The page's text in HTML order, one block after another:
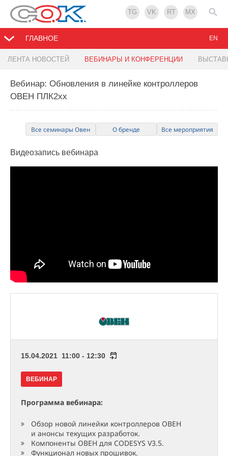
TG VK RT MX
ГЛАВНОЕ
ЛЕНТА НОВОСТЕЙ ВЕБИНАРЫ И КОНФЕРЕНЦИИ
EN
Вебинар: Обновления в линейке контроллеров
ОВЕН ПЛК2хх
Все семинары Овен О бренде Все мероприятия
Видеозапись вебинара
15.04.2021 11:00 - 12:30
ВЕБИНАР
Программа вебинара:
Обзор новой линейки контроллеров ОВЕН
и анонсы текущих разработок.
Компоненты ОВЕН для CODESYS V3.5.
Функционал новых прошивок.